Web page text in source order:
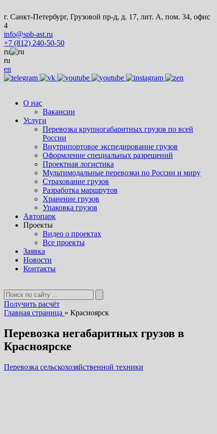
г. Санкт-Петербург, Грузовой пр-д, д. 17, лит. А, пом. 34, офис
4
info@spb-ast.ru
+7 (812) 240-50-50
ru
ru
en
О нас
Вакансии
Услуги
Перевозка крупногабаритных грузов по всей
России
Внутрипортовое экспедирование грузов
Оформление специальных разрешений
Проектная логистика
Мультимодальные перевозки по России и миру
Страхование грузов
Разработка маршрутов
Хранение грузов
Упаковка грузов
Автопарк
Проекты
Видео о проектах
Все проекты
Заявка
Новости
Контакты
Получить расчёт
Главная страница » Красноярск
Перевозка негабаритных грузов в
Красноярске
Перевозка сельскохозяйственной техники